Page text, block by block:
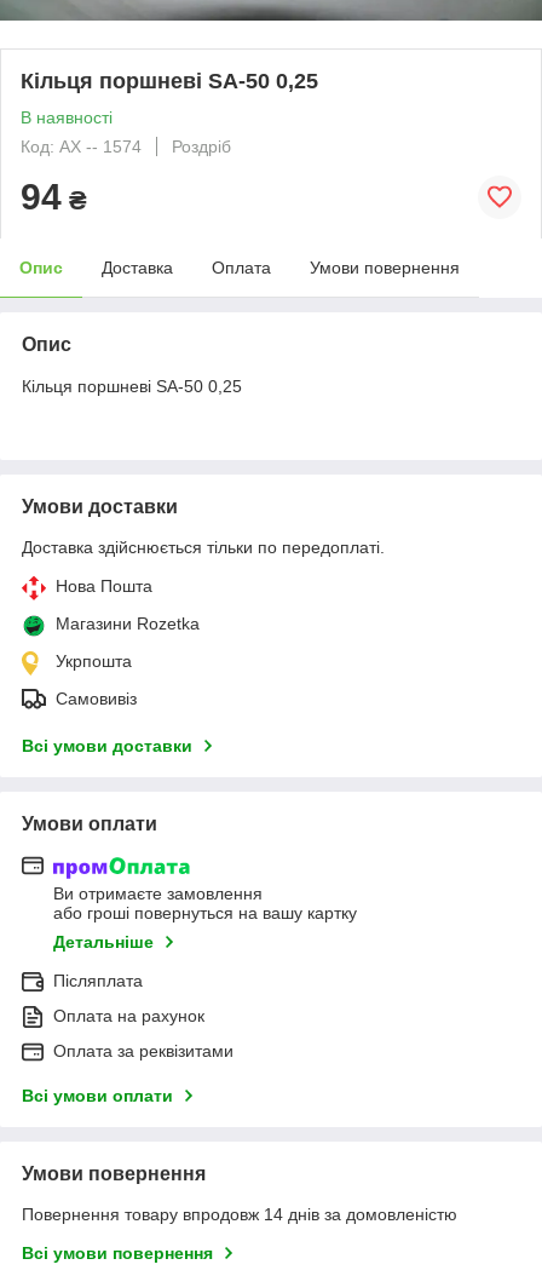
Кільця поршневі SA-50 0,25
В наявності
Код: АХ -- 1574
Роздріб
94 ₴
Опис Доставка Оплата Умови повернення
Опис
Кільця поршневі SA-50 0,25
Умови доставки
Доставка здійснюється тільки по передоплаті.
Нова Пошта
Магазини Rozetka
Укрпошта
Самовивіз
Всі умови доставки
Умови оплати
Ви отримаєте замовлення
або гроші повернуться на вашу картку
Детальніше
Післяплата
Оплата на рахунок
Оплата за реквізитами
Всі умови оплати
Умови повернення
Повернення товару впродовж 14 днів за домовленістю
Всі умови повернення